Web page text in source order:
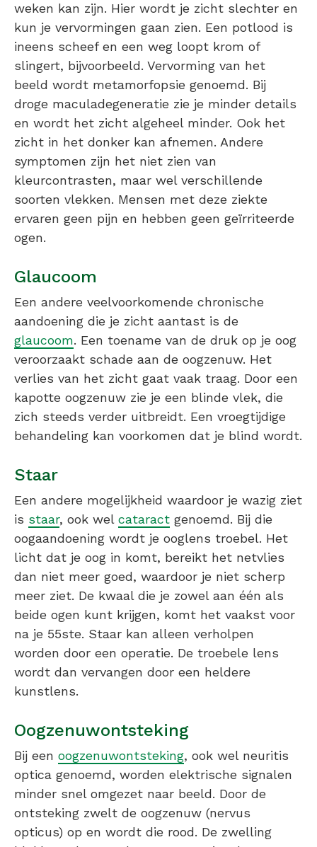
weken kan zijn. Hier wordt je zicht slechter en
kun je vervormingen gaan zien. Een potlood is
ineens scheef en een weg loopt krom of
slingert, bijvoorbeeld. Vervorming van het
beeld wordt metamorfopsie genoemd. Bij
droge maculadegeneratie zie je minder details
en wordt het zicht algeheel minder. Ook het
zicht in het donker kan afnemen. Andere
symptomen zijn het niet zien van
kleurcontrasten, maar wel verschillende
soorten vlekken. Mensen met deze ziekte
ervaren geen pijn en hebben geen geïrriteerde
ogen.
Glaucoom
Een andere veelvoorkomende chronische
aandoening die je zicht aantast is de
glaucoom. Een toename van de druk op je oog
veroorzaakt schade aan de oogzenuw. Het
verlies van het zicht gaat vaak traag. Door een
kapotte oogzenuw zie je een blinde vlek, die
zich steeds verder uitbreidt. Een vroegtijdige
behandeling kan voorkomen dat je blind wordt.
Staar
Een andere mogelijkheid waardoor je wazig ziet
is staar, ook wel cataract genoemd. Bij die
oogaandoening wordt je ooglens troebel. Het
licht dat je oog in komt, bereikt het netvlies
dan niet meer goed, waardoor je niet scherp
meer ziet. De kwaal die je zowel aan één als
beide ogen kunt krijgen, komt het vaakst voor
na je 55ste. Staar kan alleen verholpen
worden door een operatie. De troebele lens
wordt dan vervangen door een heldere
kunstlens.
Oogzenuwontsteking
Bij een oogzenuwontsteking, ook wel neuritis
optica genoemd, worden elektrische signalen
minder snel omgezet naar beeld. Door de
ontsteking zwelt de oogzenuw (nervus
opticus) op en wordt die rood. De zwelling